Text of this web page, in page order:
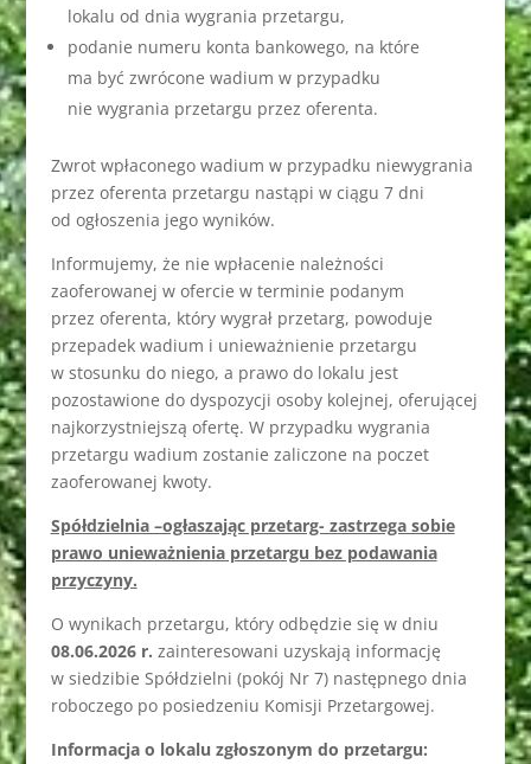
lokalu od dnia wygrania przetargu,
podanie numeru konta bankowego, na które
ma być zwrócone wadium w przypadku
nie wygrania przetargu przez oferenta.
Zwrot wpłaconego wadium w przypadku niewygrania
przez oferenta przetargu nastąpi w ciągu 7 dni
od ogłoszenia jego wyników.
Informujemy, że nie wpłacenie należności
zaoferowanej w ofercie w terminie podanym
przez oferenta, który wygrał przetarg, powoduje
przepadek wadium i unieważnienie przetargu
w stosunku do niego, a prawo do lokalu jest
pozostawione do dyspozycji osoby kolejnej, oferującej
najkorzystniejszą ofertę. W przypadku wygrania
przetargu wadium zostanie zaliczone na poczet
zaoferowanej kwoty.
Spółdzielnia –ogłaszając przetarg- zastrzega sobie
prawo unieważnienia przetargu bez podawania
przyczyny.
O wynikach przetargu, który odbędzie się w dniu
08.06.2026 r. zainteresowani uzyskają informację
w siedzibie Spółdzielni (pokój Nr 7) następnego dnia
roboczego po posiedzeniu Komisji Przetargowej.
Informacja o lokalu zgłoszonym do przetargu: